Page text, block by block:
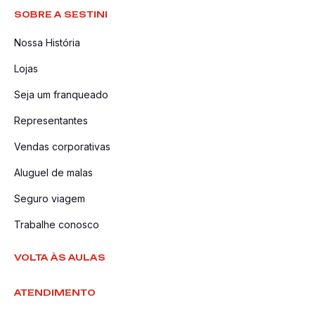
SOBRE A SESTINI
Nossa História
Lojas
Seja um franqueado
Representantes
Vendas corporativas
Aluguel de malas
Seguro viagem
Trabalhe conosco
VOLTA ÀS AULAS
ATENDIMENTO